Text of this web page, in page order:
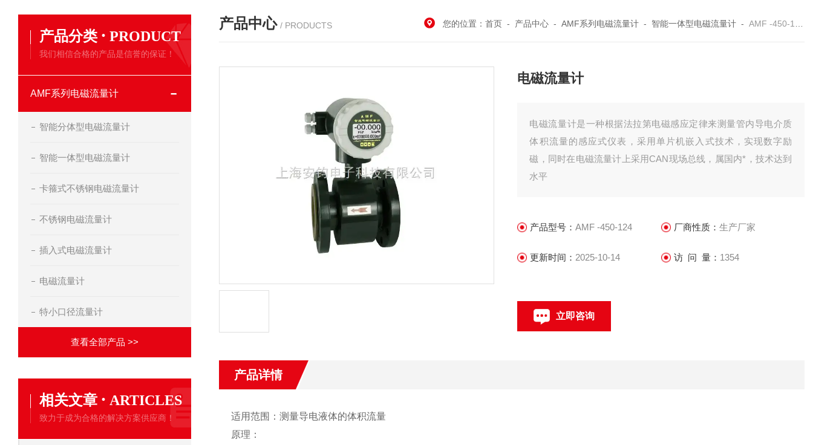
产品分类 · PRODUCT
我们相信合格的产品是信誉的保证！
AMF系列电磁流量计
智能分体型电磁流量计
智能一体型电磁流量计
卡箍式不锈钢电磁流量计
不锈钢电磁流量计
插入式电磁流量计
电磁流量计
特小口径流量计
查看全部产品 >>
相关文章 · ARTICLES
致力于成为合格的解决方案供应商！
产品中心 / PRODUCTS 您的位置：首页 - 产品中心 -AMF系列电磁流量计 - 智能一体型电磁流量计 -AMF -450-124电磁流量计
电磁流量计
电磁流量计是一种根据法拉第电磁感应定律来测量管内导电介质
体积流量的感应式仪表，采用单片机嵌入式技术，实现数字励
磁，同时在电磁流量计上采用CAN现场总线，属国内*，技术达到
水平
产品型号：AMF -450-124 厂商性质： 生产厂家
更新时间： 2025-10-14 访 问 量： 1354
立即咨询
产品详情
适用范围：测量导电液体的体积流量
原理：